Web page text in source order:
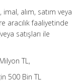
alım, satım veya
aracılık faaliyetinde
satışları ile
TL,
500 Bin TL